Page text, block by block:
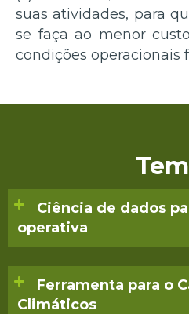
suas atividades, para
se faça ao menor
condições operacionais
Ciência de dados
operativa
Ferramenta para o
Climáticos